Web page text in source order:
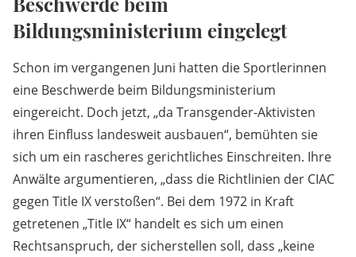
Bildungsministerium eingelegt
Schon im vergangenen Juni hatten die Sportlerinnen
eine Beschwerde beim Bildungsministerium
eingereicht. Doch jetzt, „da Transgender-Aktivisten
ihren Einfluss landesweit ausbauen“, bemühten sie
sich um ein rascheres gerichtliches Einschreiten. Ihre
Anwälte argumentieren, „dass die Richtlinien der CIAC
gegen Title IX verstoßen“. Bei dem 1972 in Kraft
getretenen „Title IX“ handelt es sich um einen
Rechtsanspruch, der sicherstellen soll, dass „keine